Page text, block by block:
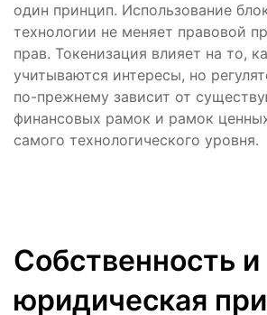
один принцип. Использование
технологии не меняет правовой
прав. Токенизация влияет на то,
учитываются интересы, но
по-прежнему зависит от
финансовых рамок и рамок
самого технологического уровня.
Собственность и
юридическая